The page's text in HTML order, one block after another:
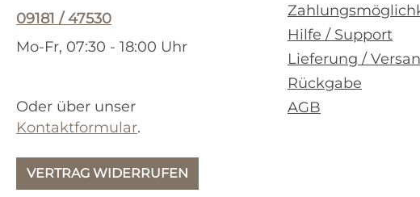
09181 / 47530
Mo-Fr, 07:30 - 18:00 Uhr
Oder über unser
Kontaktformular.
VERTRAG WIDERRUFEN
Hilfe / Support
Lieferung /
Rückgabe
AGB